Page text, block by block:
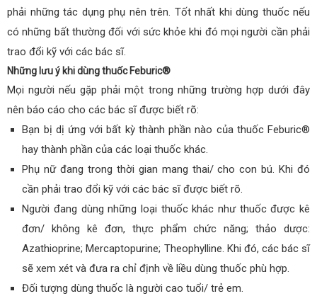
phải những tác dụng phụ nên trên. Tốt nhất khi dùng thuốc nếu
có những bất thường đối với sức khỏe khi đó mọi người cần phải
trao đổi kỹ với các bác sĩ.
Những lưu ý khi dùng thuốc Feburic®
Mọi người nếu gặp phải một trong những trường hợp dưới đây
nên báo cáo cho các bác sĩ được biết rõ:
Bạn bị dị ứng với bất kỳ thành phần nào của thuốc Feburic®
hay thành phần của các loại thuốc khác.
Phụ nữ đang trong thời gian mang thai/ cho con bú. Khi đó
cần phải trao đổi kỹ với các bác sĩ được biết rõ.
Người đang dùng những loại thuốc khác như thuốc được kê
đơn/ không kê đơn, thực phẩm chức năng; thảo dược:
Azathioprine; Mercaptopurine; Theophylline. Khi đó, các bác sĩ
sẽ xem xét và đưa ra chỉ định về liều dùng thuốc phù hợp.
Đối tượng dùng thuốc là người cao tuổi/ trẻ em.